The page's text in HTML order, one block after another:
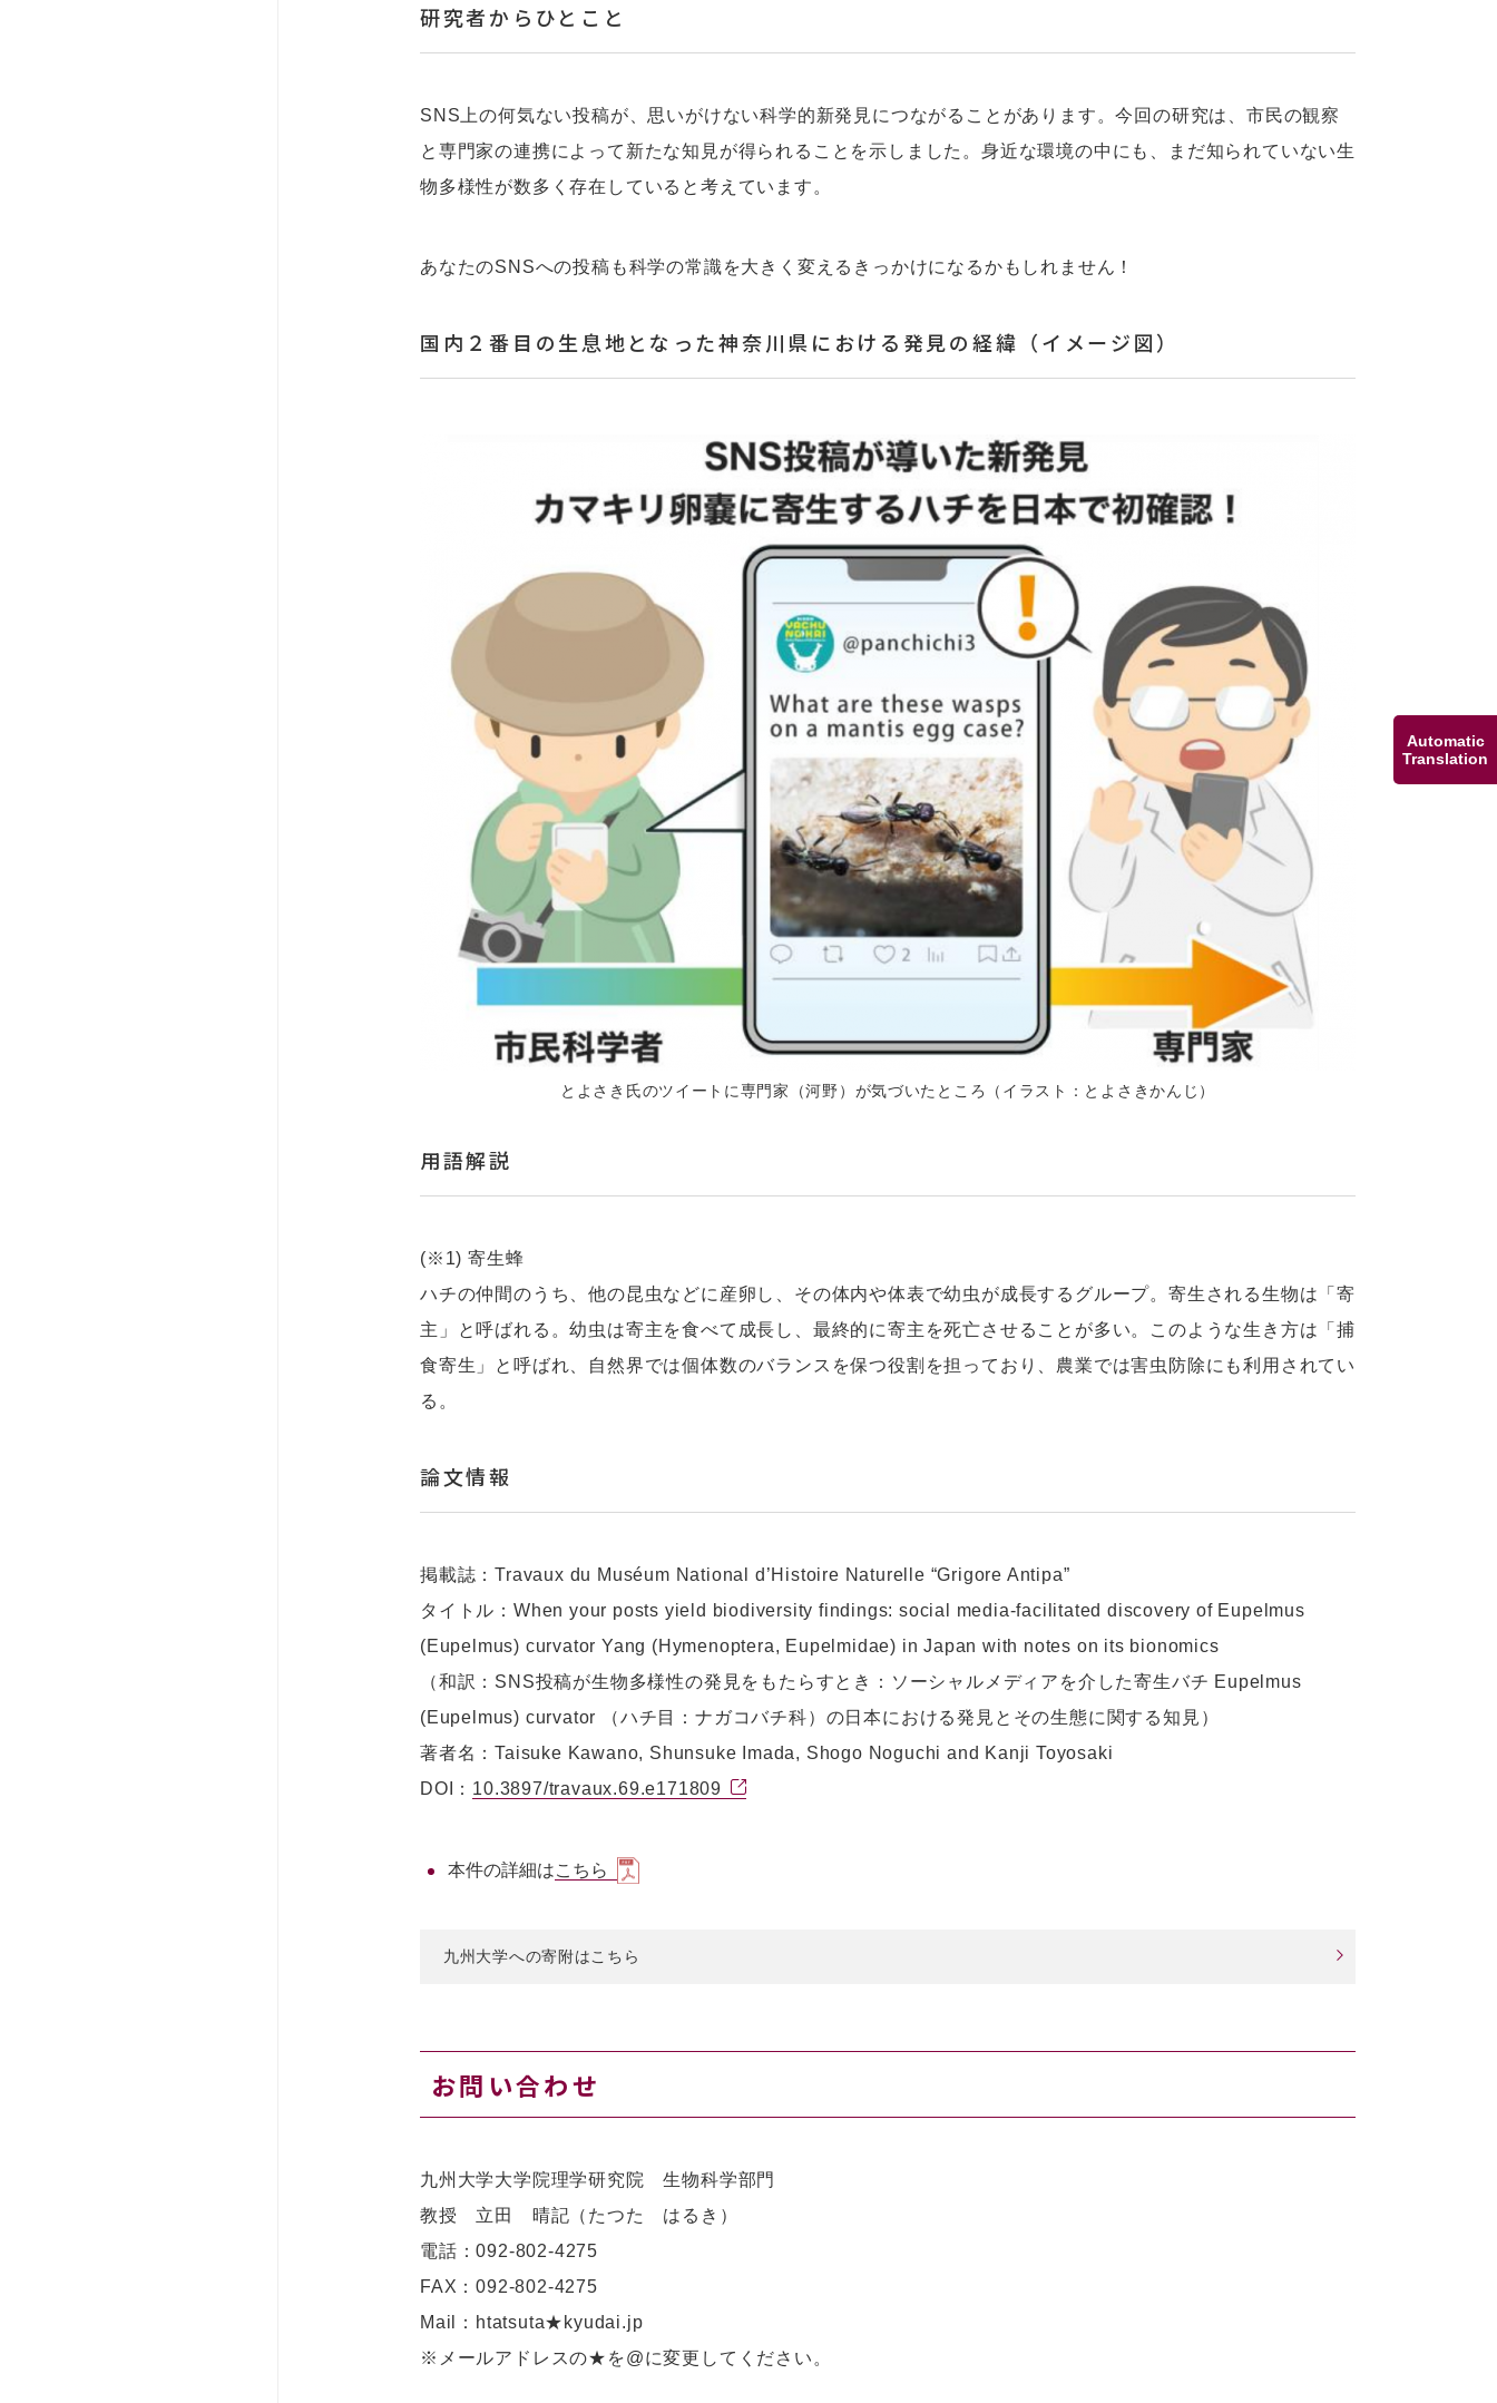
Automatic
Translation
研究者からひとこと
SNS上の何気ない投稿が、思いがけない科学的新発見につながることがあります。今回の研究は、市民の観察
と専門家の連携によって新たな知見が得られることを示しました。身近な環境の中にも、まだ知られていない生
物多様性が数多く存在していると考えています。
あなたのSNSへの投稿も科学の常識を大きく変えるきっかけになるかもしれません！
国内２番目の生息地となった神奈川県における発見の経緯（イメージ図）
とよさき氏のツイートに専門家（河野）が気づいたところ（イラスト：とよさきかんじ）
用語解説
(※1) 寄生蜂
ハチの仲間のうち、他の昆虫などに産卵し、その体内や体表で幼虫が成長するグループ。寄生される生物は「寄
主」と呼ばれる。幼虫は寄主を食べて成長し、最終的に寄主を死亡させることが多い。このような生き方は「捕
食寄生」と呼ばれ、自然界では個体数のバランスを保つ役割を担っており、農業では害虫防除にも利用されてい
る。
論文情報
掲載誌：Travaux du Muséum National d’Histoire Naturelle “Grigore Antipa”
タイトル：When your posts yield biodiversity findings: social media-facilitated discovery of Eupelmus
(Eupelmus) curvator Yang (Hymenoptera, Eupelmidae) in Japan with notes on its bionomics
（和訳：SNS投稿が生物多様性の発見をもたらすとき：ソーシャルメディアを介した寄生バチ Eupelmus
(Eupelmus) curvator （ハチ目：ナガコバチ科）の日本における発見とその生態に関する知見）
著者名：Taisuke Kawano, Shunsuke Imada, Shogo Noguchi and Kanji Toyosaki
DOI： 10.3897/travaux.69.e171809
本件の詳細はこちら
九州大学への寄附はこちら
お問い合わせ
九州大学大学院理学研究院 生物科学部門
教授 立田 晴記（たつた はるき）
電話：092-802-4275
FAX：092-802-4275
Mail：htatsuta★kyudai.jp
※メールアドレスの★を@に変更してください。